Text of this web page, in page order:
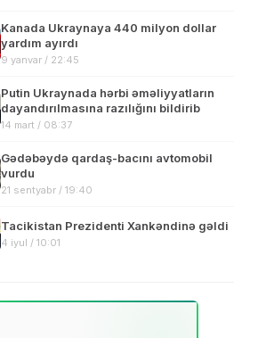
Kanada Ukraynaya 440 milyon dollar
yardım ayırdı
9 yanvar / 22:45
Putin Ukraynada hərbi əməliyyatların
dayandırılmasına razılığını bildirib
14 mart / 08:37
Gədəbəydə qardaş-bacını avtomobil
vurdu
21 sentyabr / 19:40
Tacikistan Prezidenti Xankəndinə gəldi
4 iyul / 10:01